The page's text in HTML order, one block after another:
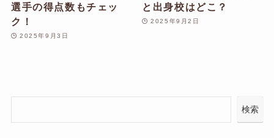
選手の得点数もチェッ
ク！
2025年9月3日
と出身校はどこ？
2025年9月2日
検索